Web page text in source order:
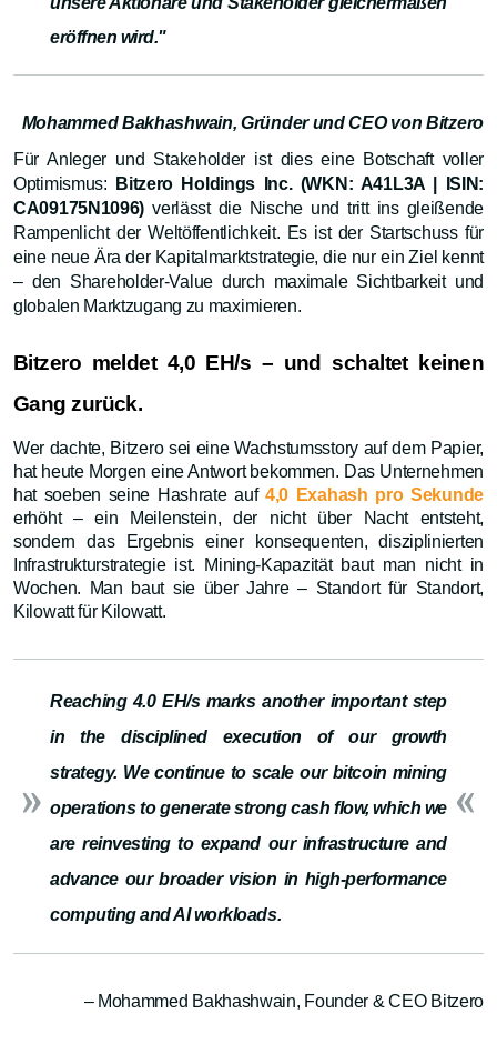
eröffnen wird."
Mohammed Bakhashwain, Gründer und CEO von Bitzero
Für Anleger und Stakeholder ist dies eine Botschaft voller
Optimismus:
Bitzero Holdings Inc. (WKN: A41L3A | ISIN:
CA09175N1096) verlässt die Nische und tritt ins gleißende
Rampenlicht der Weltöffentlichkeit. Es ist der Startschuss für
eine neue Ära der Kapitalmarktstrategie, die nur ein Ziel kennt
– den Shareholder-Value durch maximale Sichtbarkeit und
globalen Marktzugang zu maximieren.
Bitzero meldet 4,0 EH/s – und schaltet keinen
Gang zurück.
Wer dachte, Bitzero sei eine Wachstumsstory auf dem Papier,
hat heute Morgen eine Antwort bekommen. Das Unternehmen
hat soeben seine Hashrate auf 4,0 Exahash pro Sekunde
erhöht – ein Meilenstein, der nicht über Nacht entsteht,
sondern das Ergebnis einer konsequenten, disziplinierten
Infrastrukturstrategie ist. Mining-Kapazität baut man nicht in
Wochen. Man baut sie über Jahre – Standort für Standort,
Kilowatt für Kilowatt.
Reaching 4.0 EH/s marks another important step
in the disciplined execution of our growth
strategy. We continue to scale our bitcoin mining
operations to generate strong cash flow, which we
are reinvesting to expand our infrastructure and
advance our broader vision in high-performance
computing and AI workloads.
– Mohammed Bakhashwain, Founder & CEO Bitzero